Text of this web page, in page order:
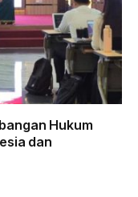
Hukum
dan